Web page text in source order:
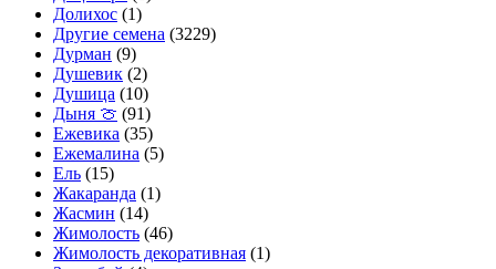
Долихос (1)
Другие семена (3229)
Дурман (9)
Душевик (2)
Душица (10)
Дыня 🍈 (91)
Ежевика (35)
Ежемалина (5)
Ель (15)
Жакаранда (1)
Жасмин (14)
Жимолость (46)
Жимолость декоративная (1)